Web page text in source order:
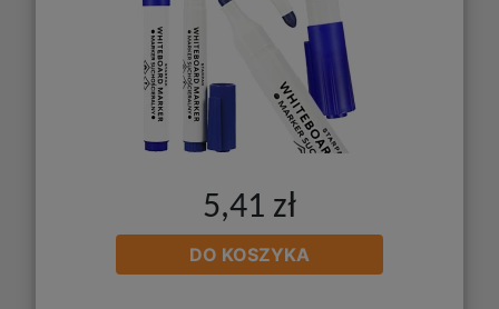
5,41 zł
DO KOSZYKA